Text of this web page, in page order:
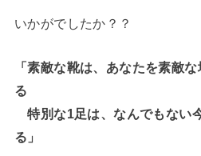
いかがでしたか？？
「素敵な靴は、あなたを素敵
る
特別な1足は、なんでもない
る」